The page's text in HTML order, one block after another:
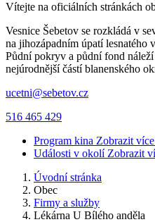
Vítejte na oficiálních stránkách
Vesnice Šebetov se rozkládá v
na jihozápadním úpatí lesnatého
Půdní pokryv a půdní fond
nejúrodnější částí blanenského
ucetni@sebetov.cz
516 465 429
Program kina Zobrazit více
Události v okolí Zobrazit
Úvodní stránka
Obec
Firmy a služby
Lékárna U Bílého anděla